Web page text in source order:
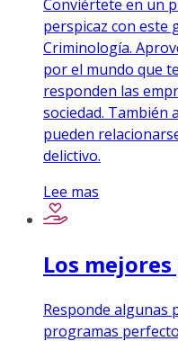
Conviértete en un
perspicaz con este
Criminología.
por el mundo que
responden las
sociedad. También
pueden
delictivo.
Lee mas
Los
Responde algunas
programas